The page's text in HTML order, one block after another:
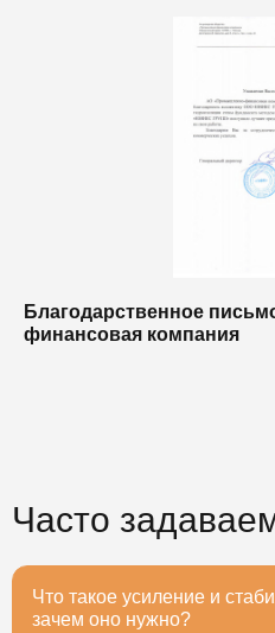
Благодарственное
финансовая компания
Часто
Что такое усиление и
зачем оно нужно?